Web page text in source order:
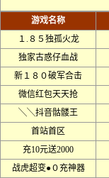
游戏名称
１.８５独孤火龙
独家古惑仔血战
新１８０破军合击
微信红包天天抢
╲╲抖音骷髅王
首站首区
充10元送2000
战虎超变●０充神器